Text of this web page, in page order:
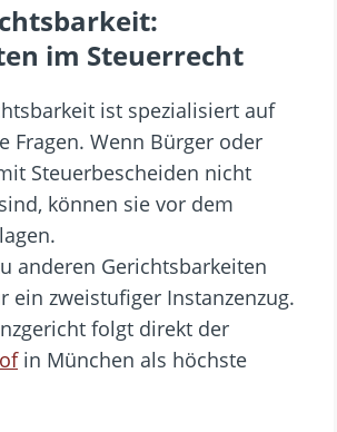
im Steuerrecht
ist spezialisiert auf
Fragen. Wenn Bürger oder
Steuerbescheiden nicht
können sie vor dem
anderen Gerichtsbarkeiten
ein zweistufiger Instanzenzug.
folgt direkt der
in München als höchste